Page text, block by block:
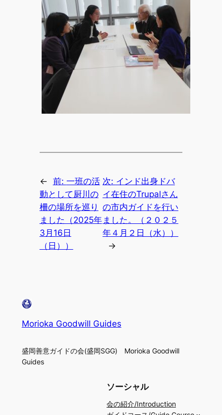
← 前: 一班の活
動として厨川の
柵の場所を巡り
ました（2025年
3月16日
（日））
次: インド出身ドバ
イ在住のTrupalさん
の市内ガイドを行い
ました。（２０２５
年４月２日（水））
→
Morioka Goodwill Guides
盛岡善意ガイドの会(盛岡SGG) Morioka Goodwill
Guides
ソーシャル
会の紹介/Introduction